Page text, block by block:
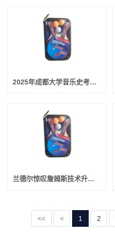
2025年成都大学音乐史考研752真题独家解析
兰德尔惊叹詹姆斯技术升级：他是篮球场上最聪明的球员之一
<< < 1 2